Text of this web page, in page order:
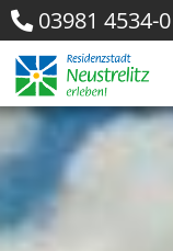
03981 4534-0